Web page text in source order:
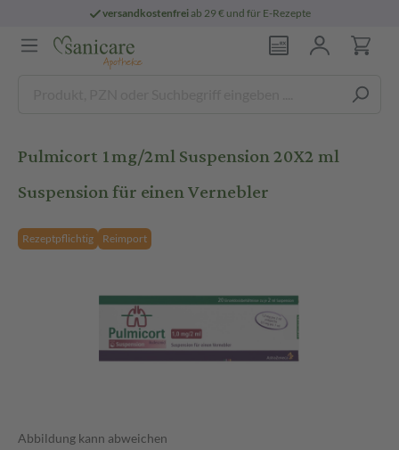
versandkostenfreiab 29 € und für E-Rezepte
Pulmicort 1mg/2ml Suspension 20X2 ml
Suspension für einen Vernebler
Rezeptpflichtig Reimport
Abbildung kann abweichen